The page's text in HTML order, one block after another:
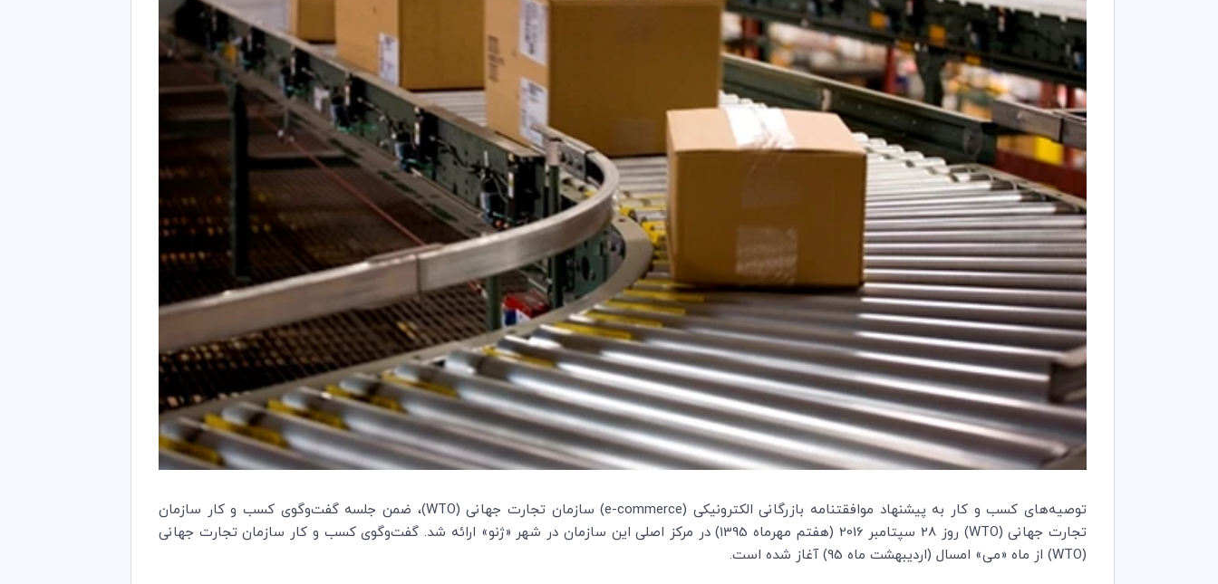
توصیه‌های کسب و کار به پیشنهاد موافقتنامه بازرگانی الکترونیکی (e-commerce) سازمان تجارت جهانی (WTO)، ضمن جلسه گفت‌وگوی کسب و کار سازمان
تجارت جهانی (WTO
) روز 28 سپتامبر 2016 (هفتم مهرماه 1395) در مرکز اصلی این سازمان در شهر «ژنو» ارائه شد. گفت‌وگوی کسب و کار سازمان تجارت جهانی
(
WTO) از ماه «می» امسال (اردیبهشت ماه 95) آغاز شده است.